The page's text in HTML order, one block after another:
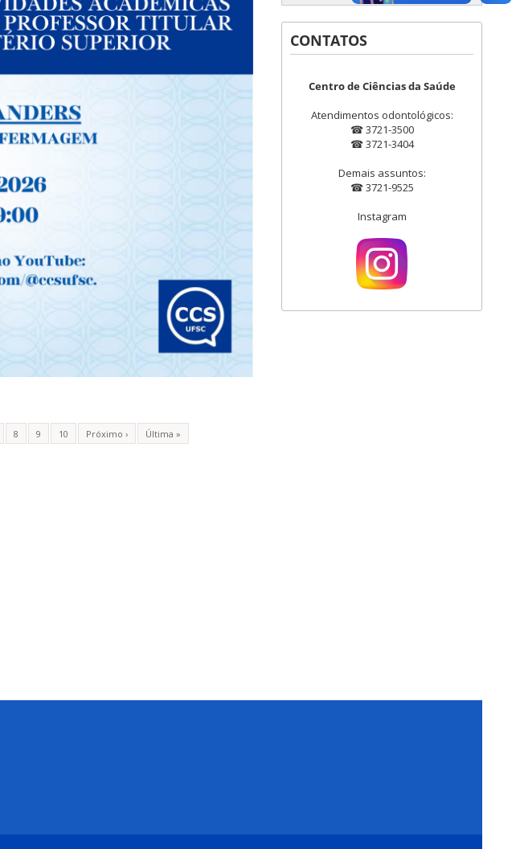
8 9 10 Próximo › Última »
CONTATOS
Centro de Ciências da Saúde
Atendimentos odontológicos:
☎ 3721-3500
☎ 3721-3404
Demais assuntos:
☎ 3721-9525
Instagram